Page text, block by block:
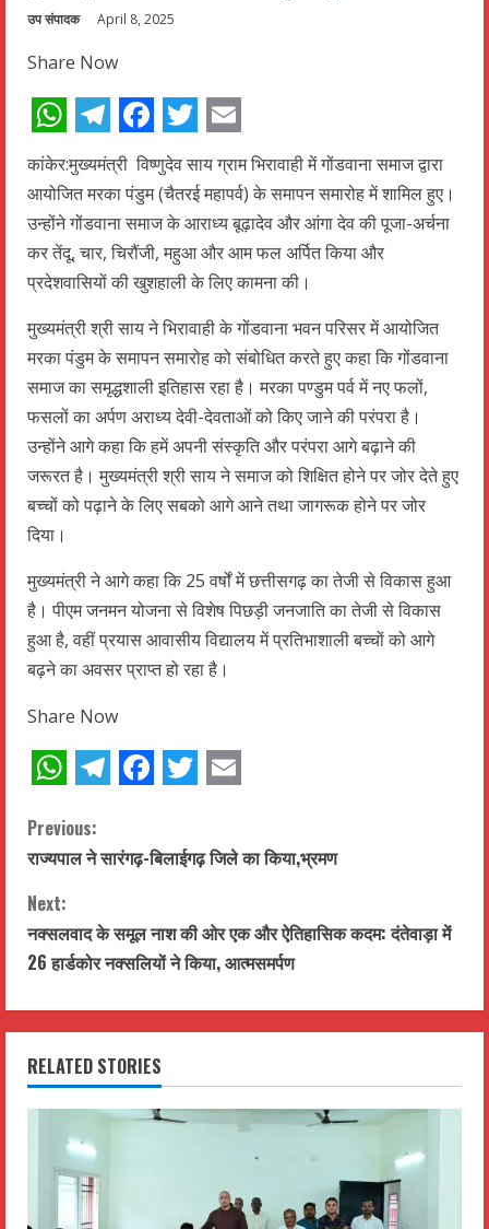
उप संपादक April 8, 2025
Share Now
WhatsApp
Telegram
Facebook
Twitter
Email
कांकेर:मुख्यमंत्री विष्णुदेव साय ग्राम भिरावाही में गोंडवाना समाज द्वारा
आयोजित मरका पंडुम (चैतरई महापर्व) के समापन समारोह में शामिल हुए।
उन्होंने गोंडवाना समाज के आराध्य बूढ़ादेव और आंगा देव की पूजा-अर्चना
कर तेंदू, चार, चिरौंजी, महुआ और आम फल अर्पित किया और
प्रदेशवासियों की खुशहाली के लिए कामना की।
मुख्यमंत्री श्री साय ने भिरावाही के गोंडवाना भवन परिसर में आयोजित
मरका पंडुम के समापन समारोह को संबोधित करते हुए कहा कि गोंडवाना
समाज का समृद्धशाली इतिहास रहा है। मरका पण्डुम पर्व में नए फलों,
फसलों का अर्पण अराध्य देवी-देवताओं को किए जाने की परंपरा है।
उन्होंने आगे कहा कि हमें अपनी संस्कृति और परंपरा आगे बढ़ाने की
जरूरत है। मुख्यमंत्री श्री साय ने समाज को शिक्षित होने पर जोर देते हुए
बच्चों को पढ़ाने के लिए सबको आगे आने तथा जागरूक होने पर जोर
दिया।
मुख्यमंत्री ने आगे कहा कि 25 वर्षों में छत्तीसगढ़ का तेजी से विकास हुआ
है। पीएम जनमन योजना से विशेष पिछड़ी जनजाति का तेजी से विकास
हुआ है, वहीं प्रयास आवासीय विद्यालय में प्रतिभाशाली बच्चों को आगे
बढ़ने का अवसर प्राप्त हो रहा है।
Share Now
C
o
n
t
i
n
u
Previous:
राज्यपाल ने सारंगढ़-बिलाईगढ़ जिले का किया,भ्रमण
Next:
नक्सलवाद के समूल नाश की ओर एक और ऐतिहासिक कदम: दंतेवाड़ा में
26 हार्डकोर नक्सलियों ने किया, आत्मसमर्पण
RELATED STORIES